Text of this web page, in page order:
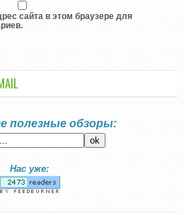
сайта в этом браузере для
полезные обзоры:
Нас уже: